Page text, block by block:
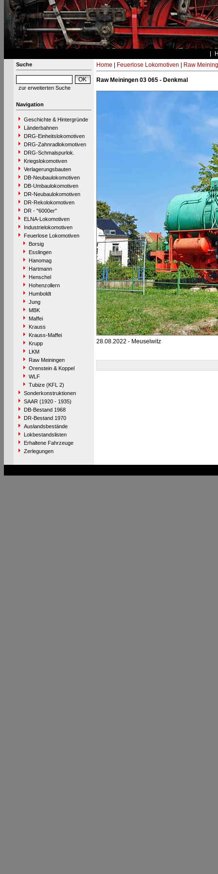
Suche
zur erweiterten Suche
Navigation
Geschichte & Hintergründe
Länderbahnen
DRG-Einheitslokomotiven
DRG-Zahnradlokomotiven
DRG-Schmalspurlok.
Kriegslokomotiven
Verlagerungsbauten
DB-Neubaulokomotiven
DB-Umbaulokomotiven
DR-Neubaulokomotiven
DR-Rekolokomotiven
DR - "6000er"
ELNA-Lokomotiven
Industrielokomotiven
Feuerlose Lokomotiven
Borsig
Esslingen
Hanomag
Hartmann
Henschel
Hohenzollern
Humboldt
Jung
MBK
Maffei
Krauss
Krauss-Maffei
Krupp
LKM
Raw Meiningen
Orenstein & Koppel
WLF
Tubize (KFL 2)
Sonderkonstruktionen
SAAR (1920 - 1935)
DB-Bestand 1968
DR-Bestand 1970
Auslandsbestände
Lokbestandslisten
Erhaltene Fahrzeuge
Zerlegungen
Home Feuerlose Lokomotiven Raw
Raw Meiningen 03 065 - Denkmal
28.08.2022 - Meuselwitz